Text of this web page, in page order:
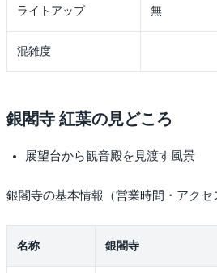
ライトアップ 無
混雑度
銀閣寺 紅葉の見どころ
展望台から観音殿を見渡す風景
銀閣寺の基本情報（営業時間・アクセ
名称 銀閣寺